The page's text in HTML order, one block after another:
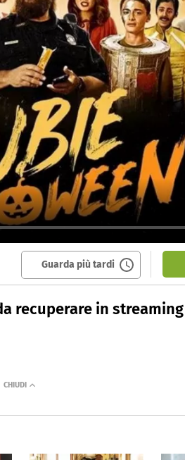
Guarda più tardi
recuperare in streaming